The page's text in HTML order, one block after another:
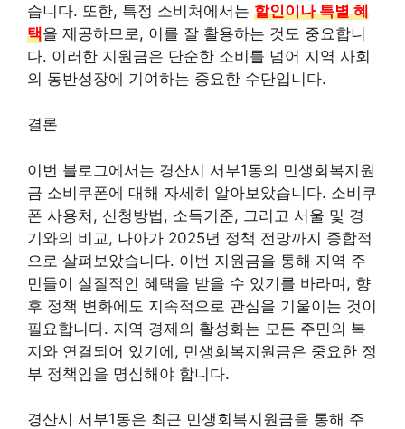
습니다. 또한, 특정 소비처에서는 할인이나 특별 혜
택을 제공하므로, 이를 잘 활용하는 것도 중요합니
다. 이러한 지원금은 단순한 소비를 넘어 지역 사회
의 동반성장에 기여하는 중요한 수단입니다.
결론
이번 블로그에서는 경산시 서부1동의 민생회복지원
금 소비쿠폰에 대해 자세히 알아보았습니다. 소비쿠
폰 사용처, 신청방법, 소득기준, 그리고 서울 및 경
기와의 비교, 나아가 2025년 정책 전망까지 종합적
으로 살펴보았습니다. 이번 지원금을 통해 지역 주
민들이 실질적인 혜택을 받을 수 있기를 바라며, 향
후 정책 변화에도 지속적으로 관심을 기울이는 것이
필요합니다. 지역 경제의 활성화는 모든 주민의 복
지와 연결되어 있기에, 민생회복지원금은 중요한 정
부 정책임을 명심해야 합니다.
경산시 서부1동은 최근 민생회복지원금을 통해 주